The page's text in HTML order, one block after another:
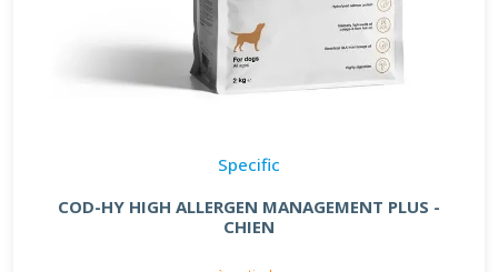
Specific
COD-HY HIGH ALLERGEN MANAGEMENT PLUS -
CHIEN